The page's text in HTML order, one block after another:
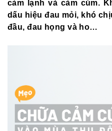
cảm lạnh và cảm cúm.
dấu hiệu đau mỏi, khó
đầu, đau họng và ho…